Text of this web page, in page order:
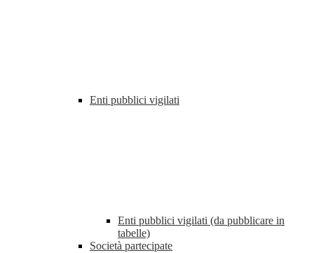
Enti pubblici vigilati
Enti pubblici vigilati (da pubblicare in
tabelle)
Società partecipate